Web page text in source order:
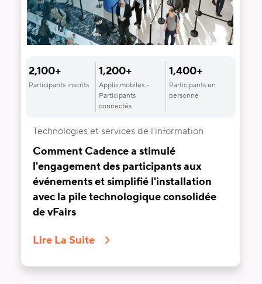
2,100+
Participants inscrits
1,200+
Applis mobiles -
Participants
connectés
1,400+
Participants en
personne
Technologies et services de l'information
Comment Cadence a stimulé
l'engagement des participants aux
événements et simplifié l'installation
avec la pile technologique consolidée
de vFairs
Lire La Suite